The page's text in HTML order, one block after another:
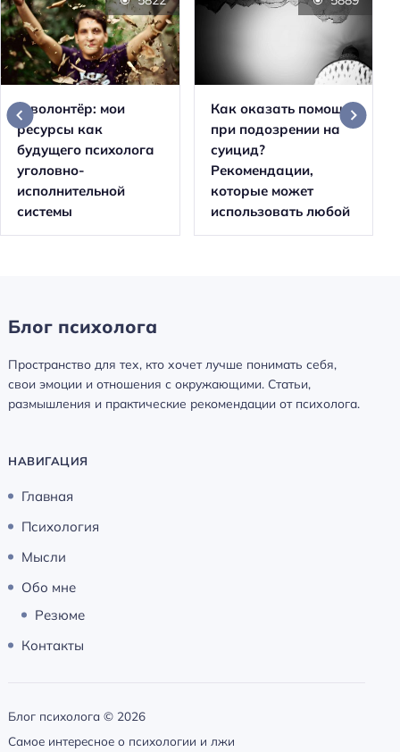
Я волонтёр: мои
ресурсы как
будущего психолога
уголовно-
исполнительной
системы
Как оказать помощь
при подозрении на
суицид?
Рекомендации,
которые может
использовать любой
Блог психолога
Пространство для тех, кто хочет лучше понимать себя,
свои эмоции и отношения с окружающими. Статьи,
размышления и практические рекомендации от психолога.
НАВИГАЦИЯ
Главная
Психология
Мысли
Обо мне
Резюме
Контакты
Блог психолога © 2026
Самое интересное о психологии и лжи